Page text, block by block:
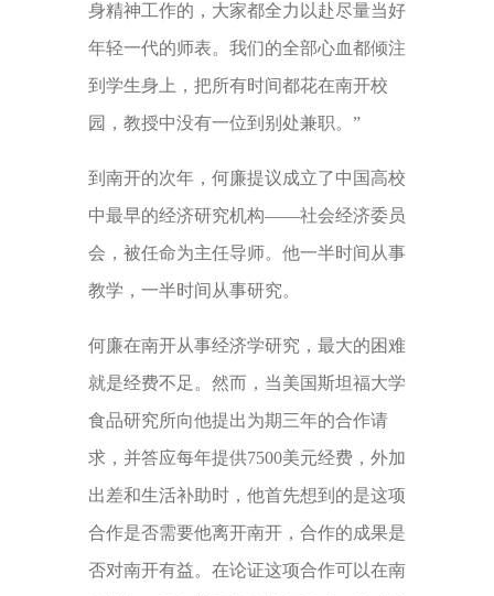
身精神工作的，大家都全力以赴尽量当好
年轻一代的师表。我们的全部心血都倾注
到学生身上，把所有时间都花在南开校
园，教授中没有一位到别处兼职。”
到南开的次年，何廉提议成立了中国高校
中最早的经济研究机构——社会经济委员
会，被任命为主任导师。他一半时间从事
教学，一半时间从事研究。
何廉在南开从事经济学研究，最大的困难
就是经费不足。然而，当美国斯坦福大学
食品研究所向他提出为期三年的合作请
求，并答应每年提供7500美元经费，外加
出差和生活补助时，他首先想到的是这项
合作是否需要他离开南开，合作的成果是
否对南开有益。在论证这项合作可以在南